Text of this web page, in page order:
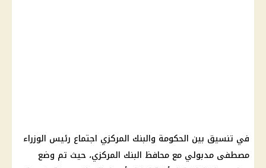
في تنسيق بين الحكومة والبنك المركزي اجتماع رئيس الوزراء
مصطفى مدبولي مع محافظ البنك المركزي، حيث تم وضع